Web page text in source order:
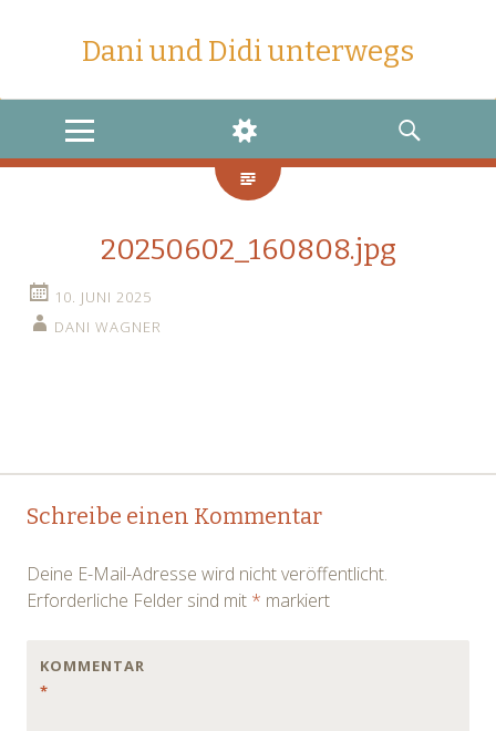
Dani und Didi unterwegs
MENU
WIDGETS
SEARCH
20250602_160808.jpg
10. JUNI 2025
DANI WAGNER
Post
Schreibe einen Kommentar
Deine E-Mail-Adresse wird nicht veröffentlicht.
Erforderliche Felder sind mit * markiert
KOMMENTAR
*